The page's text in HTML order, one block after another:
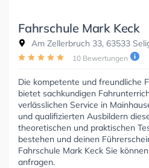
Fahrschule Mark Keck
Am Zellerbruch 33, 63533
10 Bewertungen
Die kompetente und freundliche
bietet sachkundigen
verlässlichen Service in
und qualifizierten Ausbildern
theoretischen und praktischen
bestehen und deinen
Fahrschule Mark Keck Sie
anfragen.